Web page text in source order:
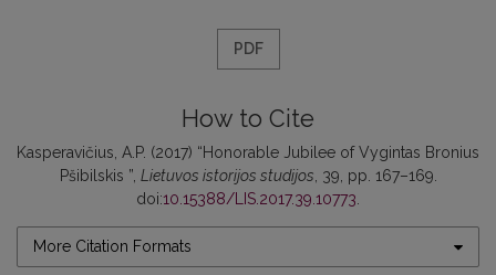
PDF
How to Cite
Kasperavičius, A.P. (2017) “Honorable Jubilee of Vygintas Bronius
Pšibilskis ”, Lietuvos istorijos studijos , 39, pp. 167–169.
doi:10.15388/LIS.2017.39.10773
More Citation Formats